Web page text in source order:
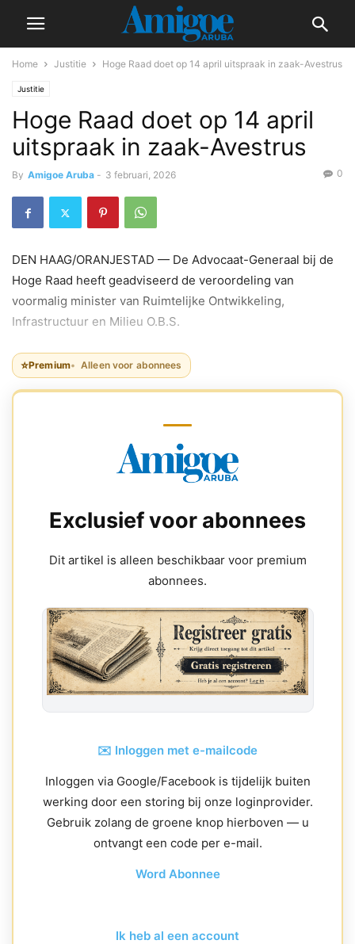
Home Justitie Hoge Raad doet op 14 april uitspraak in zaak-Avestrus
Justitie
Hoge Raad doet op 14 april
uitspraak in zaak-Avestrus
By Amigoe Aruba - 3 februari, 2026 0
DEN HAAG/ORANJESTAD — De Advocaat-Generaal bij de
Hoge Raad heeft geadviseerd de veroordeling van
voormalig minister van Ruimtelijke Ontwikkeling,
Infrastructuur en Milieu O.B.S.
⭐Premium Alleen voor abonnees
Exclusief voor abonnees
Dit artikel is alleen beschikbaar voor premium
abonnees.
✉️ Inloggen met e-mailcode
Inloggen via Google/Facebook is tijdelijk buiten
werking door een storing bij onze loginprovider.
Gebruik zolang de groene knop hierboven — u
ontvangt een code per e-mail.
Word Abonnee
Ik heb al een account